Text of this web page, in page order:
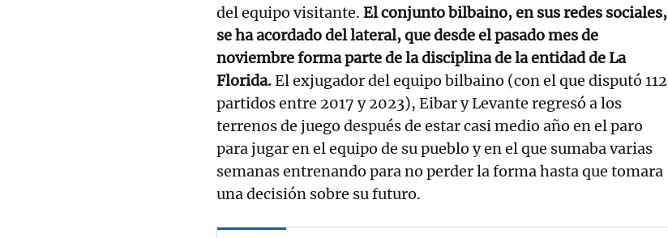
del equipo visitante. El conjunto bilbaino, en sus redes sociales,
se ha acordado del lateral, que desde el pasado mes de
noviembre forma parte de la disciplina de la entidad de La
Florida.El exjugador del equipo bilbaino (con el que disputó 112
partidos entre 2017 y 2023), Eibar y Levante regresó a los
terrenos de juego después de estar casi medio año en el paro
para jugar en el equipo de su pueblo y en el que sumaba varias
semanas entrenando para no perder la forma hasta que tomara
una decisión sobre su futuro.